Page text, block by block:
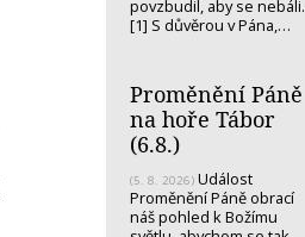
povzbudil, aby se nebáli.
[1] S důvěrou v Pána,…
Proměnění Páně
na hoře Tábor
(6.8.)
(5. 8. 2026) Událost
Proměnění Páně obrací
náš pohled k Božímu